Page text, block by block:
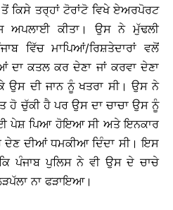
ਕਿਸੇ ਤਰ੍ਹਾਂ ਟੋਰਾਂਟੋ ਵਿਖੇ ਏਅਰਪੋਰਟ
ਅਪਲਾਈ ਕੀਤਾ। ਉਸ ਨੇ ਮੁੱਢਲੀ
ਵਿੱਚ ਮਾਪਿਆਂ/ਰਿਸ਼ਤੇਦਾਰਾਂ ਵਲੋਂ
ਦਾ ਕਤਲ ਕਰ ਦੇਣਾ ਜਾਂ ਕਰਵਾ ਦੇਣਾ
ਦੀ ਜਾਨ ਨੂੰ ਖਤਰਾ ਸੀ। ਉਸ ਨੇ
ਹੋ ਚੁੱਕੀ ਹੈ ਪਰ ਉਸ ਦਾ ਚਾਚਾ ਉਸ ਨੂੰ
ਪੇਸ਼ ਪਿਆ ਹੋਇਆ ਸੀ ਅਤੇ ਇਨਕਾਰ
ਦੀਆਂ ਧਮਕੀਆ ਦਿੰਦਾ ਸੀ। ਇਸ
ਪੰਜਾਬ ਪੁਲਿਸ ਨੇ ਵੀ ਉਸ ਦੇ ਚਾਚੇ
ਨਾ ਫੜਾਇਆ।